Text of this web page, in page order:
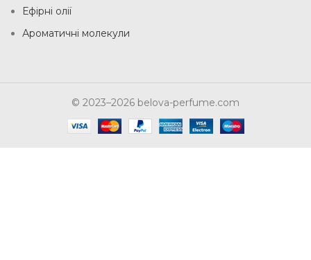
Ефірні олії
Ароматичні молекули
© 2023–2026 belova-perfume.com